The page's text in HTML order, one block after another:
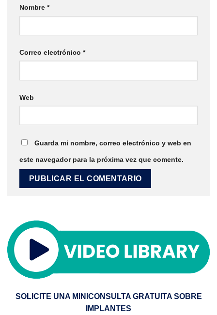
Nombre *
Correo electrónico *
Web
Guarda mi nombre, correo electrónico y web en
este navegador para la próxima vez que comente.
SOLICITE UNA MINICONSULTA GRATUITA SOBRE
IMPLANTES